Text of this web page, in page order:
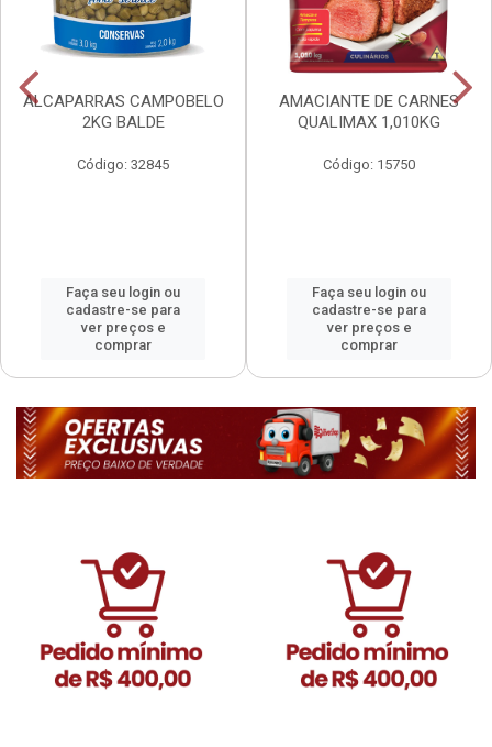
ALCAPARRAS CAMPOBELO
2KG BALDE
Código: 32845
Faça seu login ou
cadastre-se para
ver preços e
comprar
AMACIANTE DE CARNES
QUALIMAX 1,010KG
Código: 15750
Faça seu login ou
cadastre-se para
ver preços e
comprar